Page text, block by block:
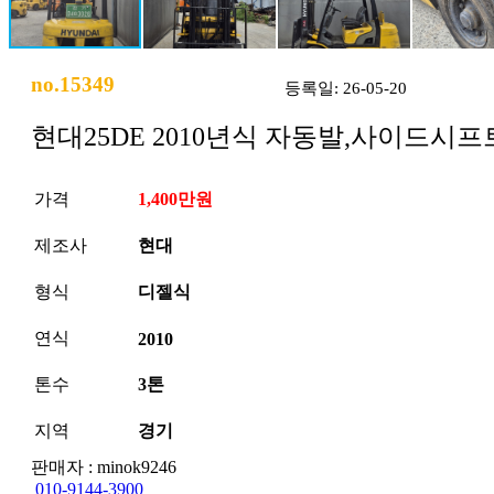
no.15349 등록일: 26-05-20
현대25DE 2010년식 자동발,사이드시프
가격 1,400만원
제조사 현대
형식 디젤식
연식 2010
톤수 3톤
지역
경기
판매자 : minok9246
010-9144-3900